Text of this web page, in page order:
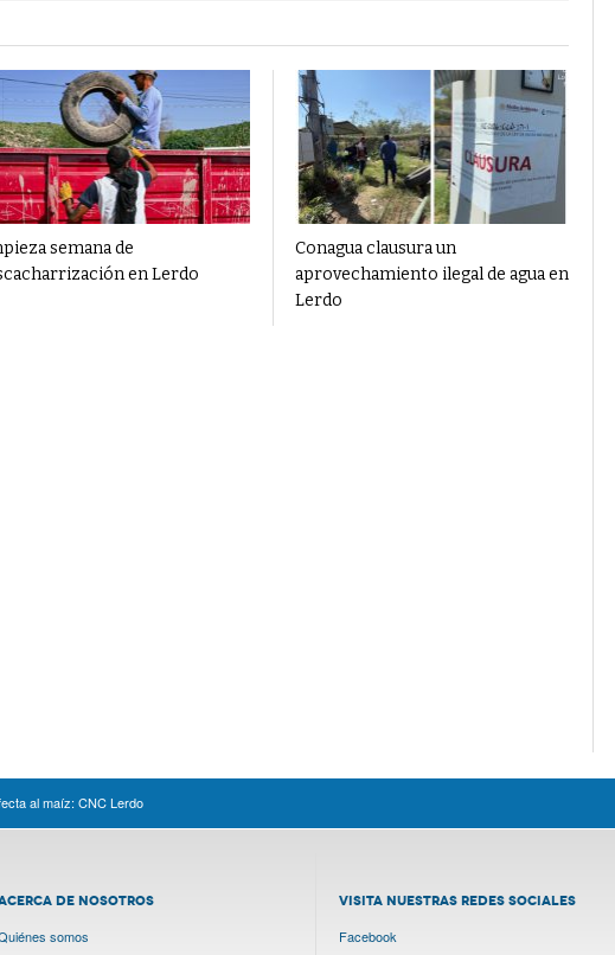
semana de
en Lerdo
Conagua clausura un
aprovechamiento ilegal de agua en
Lerdo
al maíz: CNC Lerdo
DE NOSOTROS
somos
VISITA NUESTRAS REDES SOCIALES
Facebook